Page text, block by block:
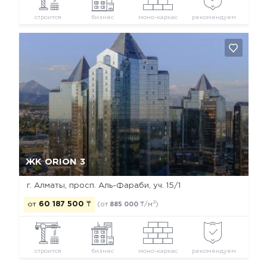
строится бизнес моно-каркас рекомендуем
ЖК ORION 3
г. Алматы, просп. Аль-Фараби, уч. 15/1
от 60 187 500 ₸ (от 885 000 ₸/м2)
строится бизнес моно-каркас рекомендуем
Да, удалить Отмена